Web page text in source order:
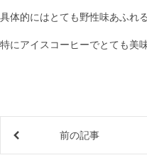
具体的にはとても野性味あふれ
特にアイスコーヒーでとても美
前の記事